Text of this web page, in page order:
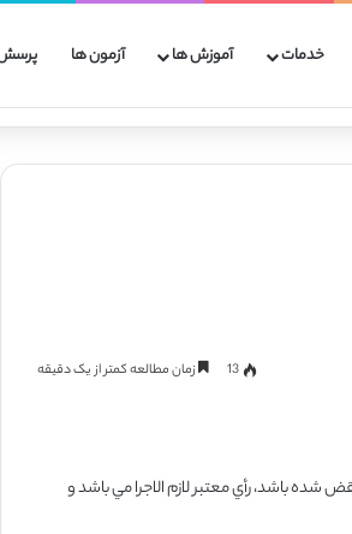
خدمات آموزش ها آزمون ها
13 زمان مطالعه کمتر از یک دقیقه
شده باشد، رأي معتبر لازم‌ الاجرا‌ مي‌ باشد و